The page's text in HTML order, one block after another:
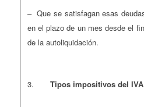
– Que se satisfagan esas
en el plazo de un mes desde el
de la autoliquidación.
3. Tipos impositivos del IVA